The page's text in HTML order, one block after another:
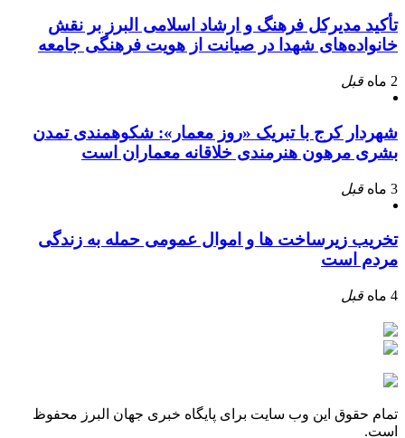
تأکید مدیرکل فرهنگ و ارشاد اسلامی البرز بر نقش
خانواده‌های شهدا در صیانت از هویت فرهنگی جامعه
2 ماه قبل
شهردار کرج با تبریک «روز معمار»: شکوهمندی تمدن
بشری مرهون هنرمندی خلاقانه معماران است
3 ماه قبل
تخریب زیرساخت ها و اموال عمومی حمله به زندگی
مردم است
4 ماه قبل
تمام حقوق این وب سایت برای پایگاه خبری جهان البرز محفوظ
است.